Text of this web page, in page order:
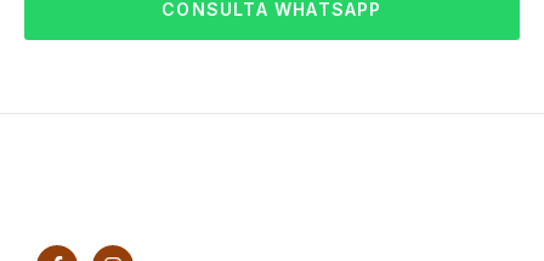
CONSULTA WHATSAPP